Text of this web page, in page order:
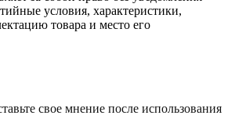
условия, характеристики,
товара и место его
свое мнение после использования